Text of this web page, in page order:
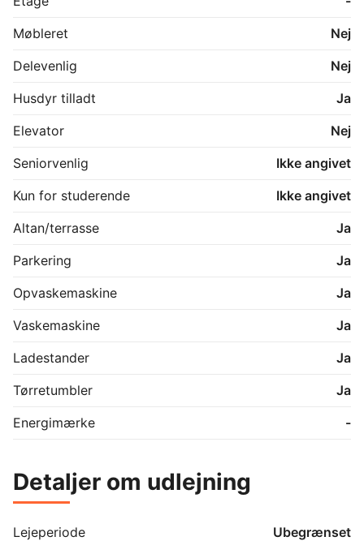
løberuter.
*Hvidevarer i køkkenet bliver indsat inden indflytning
*Der bliver opsat Clever ladestandere
*Billederne er fra et 4-værelses rækkehus, opført i
samme kvalitet og med samme materialevalg.
Plantegningen er retvisende.
Kontakt os endelig for en fremvisning!
Møbleret
Nej
Delevenlig
Nej
Husdyr tilladt
Ja
Elevator
Nej
Seniorvenlig
Ikke angivet
Kun for studerende
Ikke angivet
Altan/terrasse
Ja
Parkering
Ja
Opvaskemaskine
Ja
Vaskemaskine
Ja
Ladestander
Ja
Tørretumbler
Ja
Energimærke
-
Detaljer om udlejning
Lejeperiode
Ubegrænset